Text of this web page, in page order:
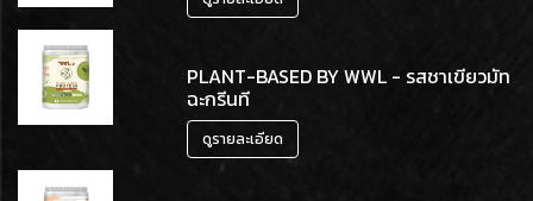
PLANT-BASED BY WWL - รสชาเขียวมัท
ฉะกรีนที
ดูรายละเอียด